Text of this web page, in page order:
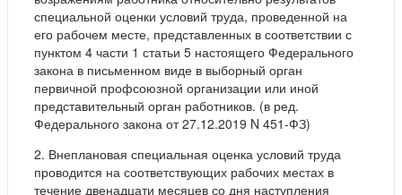
специальной оценки условий труда, проведенной на
его рабочем месте, представленных в соответствии с
пунктом 4 части 1 статьи 5 настоящего Федерального
закона в письменном виде в выборный орган
первичной профсоюзной организации или иной
представительный орган работников. (в ред.
Федерального закона от 27.12.2019 N 451-ФЗ)
2. Внеплановая специальная оценка условий труда
проводится на соответствующих рабочих местах в
течение двенадцати месяцев со дня наступления